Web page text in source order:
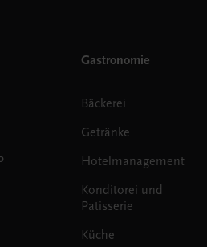
Gastronomie
Bäckerei
Getränke
Hotelmanagement
Konditorei und
Patisserie
Küche